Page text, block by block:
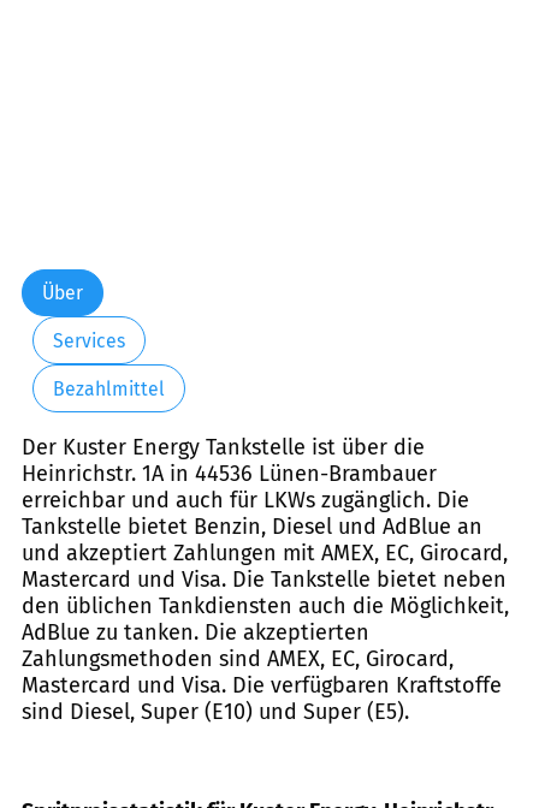
Über
Services
Bezahlmittel
Der Kuster Energy Tankstelle ist über die
Heinrichstr. 1A in 44536 Lünen-Brambauer
erreichbar und auch für LKWs zugänglich. Die
Tankstelle bietet Benzin, Diesel und AdBlue an
und akzeptiert Zahlungen mit AMEX, EC, Girocard,
Mastercard und Visa. Die Tankstelle bietet neben
den üblichen Tankdiensten auch die Möglichkeit,
AdBlue zu tanken. Die akzeptierten
Zahlungsmethoden sind AMEX, EC, Girocard,
Mastercard und Visa. Die verfügbaren Kraftstoffe
sind Diesel, Super (E10) und Super (E5).